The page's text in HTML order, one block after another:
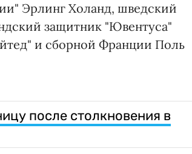
Эрлинг Холанд, шведский
защитник "Ювентуса"
и сборной Франции Поль
после столкновения в